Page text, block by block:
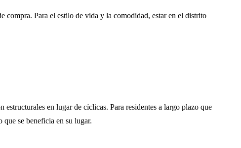
compra. Para el estilo de vida y la comodidad, estar en el distrito
en lugar de cíclicas. Para residentes a largo plazo que
se beneficia en su lugar.